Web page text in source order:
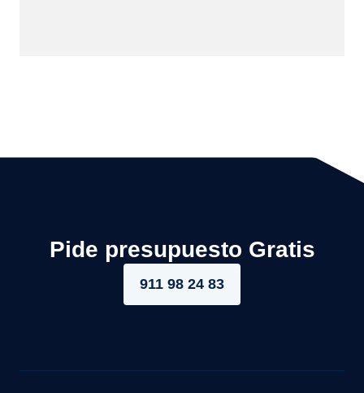
Pide presupuesto Gratis
911 98 24 83